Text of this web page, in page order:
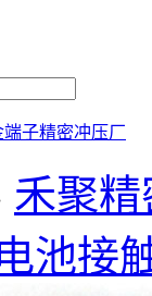
端子精密冲压厂
禾聚
池接